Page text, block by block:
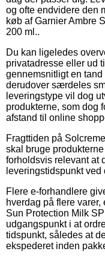
og ofte endvidere den
køb af Garnier Ambre
200 ml..
Du kan ligeledes
privatadresse eller ud
gennemsnitligt en
derudover særdeles
leveringstype vil dog
produkterne, som dog
afstand til online
Fragttiden på
skal bruge
forholdsvis relevant at
leveringstidspunkt
Flere e-forhandlere
hverdag på flere
Sun Protection Milk
udgangspunkt i at
tidspunkt, således at
ekspederet inden